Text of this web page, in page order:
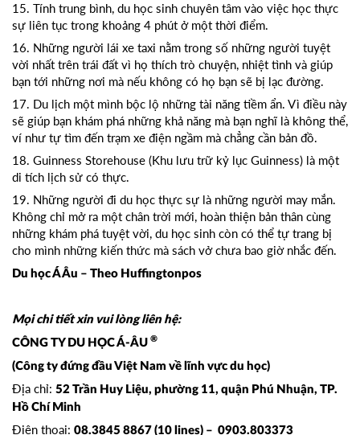
15. Tính trung bình, du học sinh chuyên tâm vào việc học thực
sự liên tục trong khoảng 4 phút ở một thời điểm.
16. Những người lái xe taxi nằm trong số những người tuyệt
vời nhất trên trái đất vì họ thích trò chuyện, nhiệt tình và giúp
bạn tới những nơi mà nếu không có họ bạn sẽ bị lạc đường.
17. Du lịch một mình bộc lộ những tài năng tiềm ẩn. Vì điều này
sẽ giúp bạn khám phá những khả năng mà bạn nghĩ là không thể,
ví như tự tìm đến trạm xe điện ngầm mà chẳng cần bản đồ.
18. Guinness Storehouse (Khu lưu trữ kỷ lục Guinness) là một
di tích lịch sử có thực.
19. Những người đi du học thực sự là những người may mắn.
Không chỉ mở ra một chân trời mới, hoàn thiện bản thân cùng
những khám phá tuyệt vời, du học sinh còn có thể tự trang bị
cho mình những kiến thức mà sách vở chưa bao giờ nhắc đến.
Du học Á Âu – Theo Huffingtonpos
Mọi chi tiết xin vui lòng liên hệ:
CÔNG TY DU HỌC Á-ÂU ®
(Công ty đứng đầu Việt Nam về lĩnh vực du học)
Địa chỉ: 52 Trần Huy Liệu, phường 11, quận Phú Nhuận, TP.
Hồ Chí Minh
Điện thoại: 08.3845 8867 (10 lines) – 0903.803373